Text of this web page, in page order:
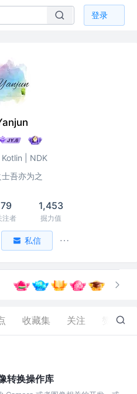
登录
| NDK
吾亦为之
79
注者
1,453
掘力值
私信
收藏集 关注 191
转换操作库